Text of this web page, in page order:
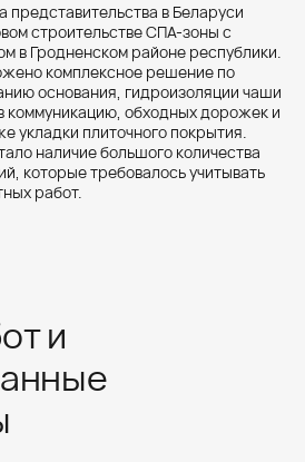
представительства в Беларуси
строительстве СПА-зоны с
в Гродненском районе республики.
комплексное решение по
основания, гидроизоляции чаши
коммуникацию, обходных дорожек и
укладки плиточного покрытия.
наличие большого количества
которые требовалось учитывать
работ.
и